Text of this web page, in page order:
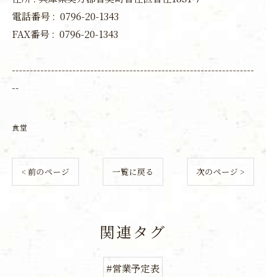
電話番号 : 0796-20-1343
FAX番号 : 0796-20-1343
--------------------------------------------------------------------
--
食堂
< 前のページ 一覧に戻る 次のページ >
関連タグ
#営業予定表